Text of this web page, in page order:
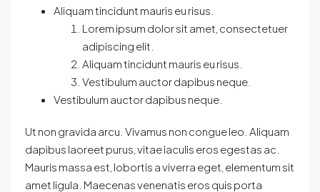
Aliquam tincidunt mauris eu risus.
Lorem ipsum dolor sit amet, consectetuer
adipiscing elit.
Aliquam tincidunt mauris eu risus.
Vestibulum auctor dapibus neque.
Vestibulum auctor dapibus neque.
Ut non gravida arcu. Vivamus non congue leo. Aliquam
dapibus laoreet purus, vitae iaculis eros egestas ac.
Mauris massa est, lobortis a viverra eget, elementum sit
amet ligula. Maecenas venenatis eros quis porta